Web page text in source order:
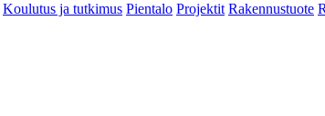
Koulutus ja tutkimus Pientalo Projektit Rakennustuote